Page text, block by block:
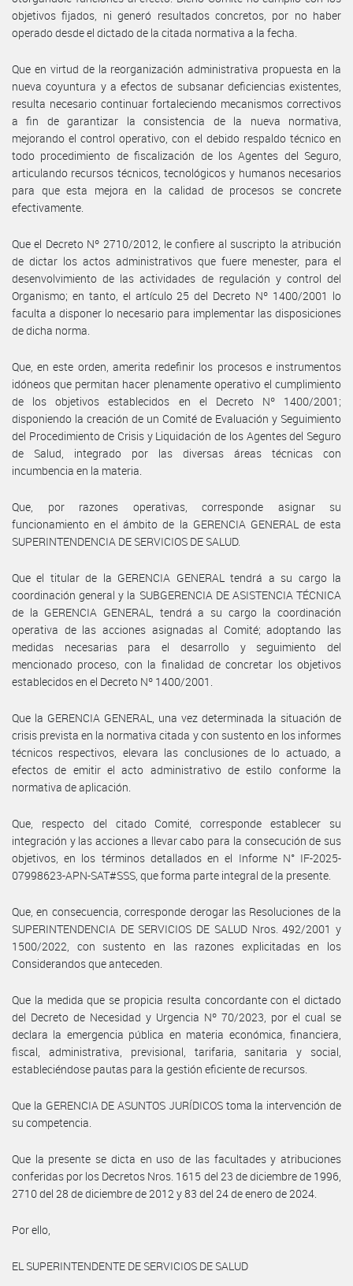
objetivos fijados, ni generó resultados concretos, por no haber
operado desde el dictado de la citada normativa a la fecha.
Que en virtud de la reorganización administrativa propuesta en la
nueva coyuntura y a efectos de subsanar deficiencias existentes,
resulta necesario continuar fortaleciendo mecanismos correctivos
a fin de garantizar la consistencia de la nueva normativa,
mejorando el control operativo, con el debido respaldo técnico en
todo procedimiento de fiscalización de los Agentes del Seguro,
articulando recursos técnicos, tecnológicos y humanos necesarios
para que esta mejora en la calidad de procesos se concrete
efectivamente.
Que el Decreto Nº 2710/2012, le confiere al suscripto la atribución
de dictar los actos administrativos que fuere menester, para el
desenvolvimiento de las actividades de regulación y control del
Organismo; en tanto, el artículo 25 del Decreto Nº 1400/2001 lo
faculta a disponer lo necesario para implementar las disposiciones
de dicha norma.
Que, en este orden, amerita redefinir los procesos e instrumentos
idóneos que permitan hacer plenamente operativo el cumplimiento
de los objetivos establecidos en el Decreto Nº 1400/2001;
disponiendo la creación de un Comité de Evaluación y Seguimiento
del Procedimiento de Crisis y Liquidación de los Agentes del Seguro
de Salud, integrado por las diversas áreas técnicas con
incumbencia en la materia.
Que, por razones operativas, corresponde asignar su
funcionamiento en el ámbito de la GERENCIA GENERAL de esta
SUPERINTENDENCIA DE SERVICIOS DE SALUD.
Que el titular de la GERENCIA GENERAL tendrá a su cargo la
coordinación general y la SUBGERENCIA DE ASISTENCIA TÉCNICA
de la GERENCIA GENERAL, tendrá a su cargo la coordinación
operativa de las acciones asignadas al Comité; adoptando las
medidas necesarias para el desarrollo y seguimiento del
mencionado proceso, con la finalidad de concretar los objetivos
establecidos en el Decreto Nº 1400/2001.
Que la GERENCIA GENERAL, una vez determinada la situación de
crisis prevista en la normativa citada y con sustento en los informes
técnicos respectivos, elevara las conclusiones de lo actuado, a
efectos de emitir el acto administrativo de estilo conforme la
normativa de aplicación.
Que, respecto del citado Comité, corresponde establecer su
integración y las acciones a llevar cabo para la consecución de sus
objetivos, en los términos detallados en el Informe N° IF-2025-
07998623-APN-SAT#SSS, que forma parte integral de la presente.
Que, en consecuencia, corresponde derogar las Resoluciones de la
SUPERINTENDENCIA DE SERVICIOS DE SALUD Nros. 492/2001 y
1500/2022, con sustento en las razones explicitadas en los
Considerandos que anteceden.
Que la medida que se propicia resulta concordante con el dictado
del Decreto de Necesidad y Urgencia Nº 70/2023, por el cual se
declara la emergencia pública en materia económica, financiera,
fiscal, administrativa, previsional, tarifaria, sanitaria y social,
estableciéndose pautas para la gestión eficiente de recursos.
Que la GERENCIA DE ASUNTOS JURÍDICOS toma la intervención de
su competencia.
Que la presente se dicta en uso de las facultades y atribuciones
conferidas por los Decretos Nros. 1615 del 23 de diciembre de 1996,
2710 del 28 de diciembre de 2012 y 83 del 24 de enero de 2024.
Por ello,
EL SUPERINTENDENTE DE SERVICIOS DE SALUD